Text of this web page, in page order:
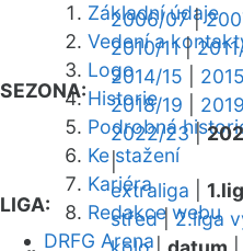
Základní údaje
Vedení a
Logo
Historie
Podrobná
Ke stažení
Kariéra
Redakce webu
DRFG Arena
SEZONA:
2006/07|
2010/11|
2014/15
2018/19
2022/23|
|
LIGA:
extraliga
střed|2.liga